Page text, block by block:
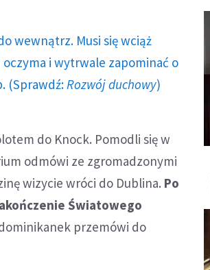
wewnątrz. Musi się wciąż
i wytrwale zapominać o
(Sprawdź: Rozwój duchowy)
do Knock. Pomodli się w
odmówi ze zgromadzonymi
wizycie wróci do Dublina. Po
Światowego
przemówi do